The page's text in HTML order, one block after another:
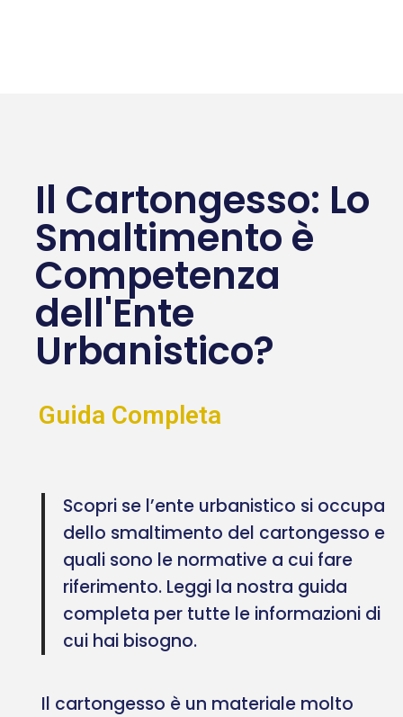
Il Cartongesso: Lo
Smaltimento è
Competenza
dell'Ente
Urbanistico?
Guida Completa
Scopri se l’ente urbanistico si occupa
dello smaltimento del cartongesso e
quali sono le normative a cui fare
riferimento. Leggi la nostra guida
completa per tutte le informazioni di
cui hai bisogno.
Il cartongesso è un materiale molto